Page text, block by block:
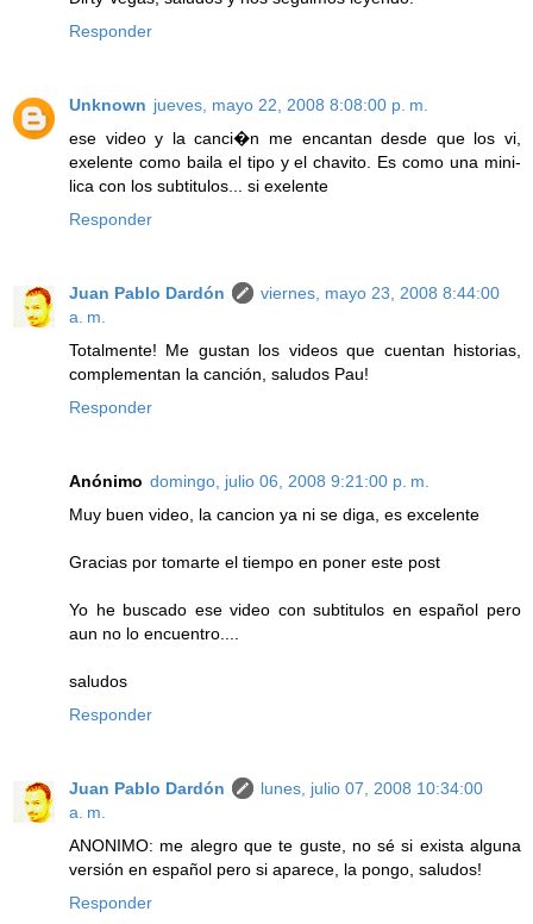
Responder
Unknown jueves, mayo 22, 2008 8:08:00 p. m.
ese video y la canci�n me encantan desde que los vi,
exelente como baila el tipo y el chavito. Es como una mini-
lica con los subtitulos... si exelente
Responder
Juan Pablo Dardón
viernes, mayo 23, 2008 8:44:00
a. m.
Totalmente! Me gustan los videos que cuentan historias,
complementan la canción, saludos Pau!
Responder
Anónimo domingo, julio 06, 2008 9:21:00 p. m.
Muy buen video, la cancion ya ni se diga, es excelente
Gracias por tomarte el tiempo en poner este post
Yo he buscado ese video con subtitulos en español pero
aun no lo encuentro....
saludos
Responder
Juan Pablo Dardón
lunes, julio 07, 2008 10:34:00
a. m.
ANONIMO: me alegro que te guste, no sé si exista alguna
versión en español pero si aparece, la pongo, saludos!
Responder